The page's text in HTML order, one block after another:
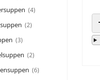
(4)
(2)
(3)
(2)
(6)